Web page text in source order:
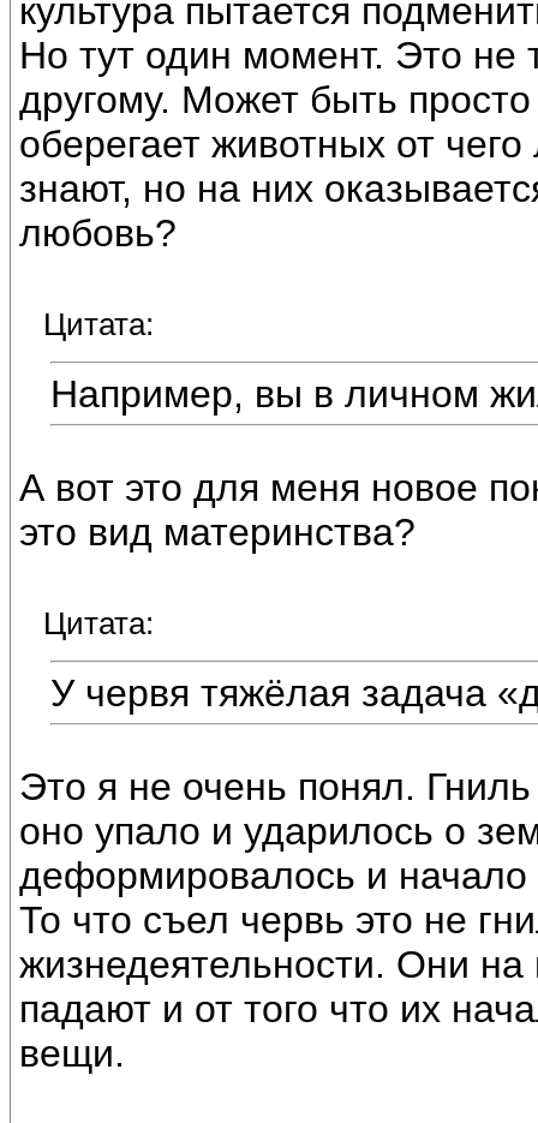
культура пытается
Но тут один момент. Это не
другому. Может быть
оберегает животных от
знают, но на них
любовь?
Цитата:
Например, вы в личном
А вот это для меня новое
это вид материнства?
Цитата:
У червя тяжёлая задача
Это я не очень понял. Гниль
оно упало и ударилось о
деформировалось и начало
То что съел червь это не
жизнедеятельности. Они
падают и от того что их
вещи.